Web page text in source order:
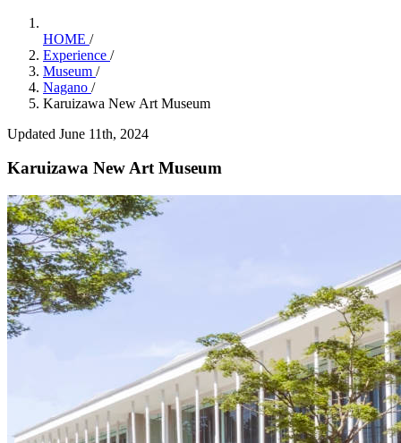
HOME /
Experience /
Museum /
Nagano /
Karuizawa New Art Museum
Updated June 11th, 2024
Karuizawa New Art Museum